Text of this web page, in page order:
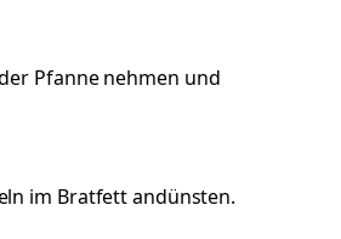
Pfanne nehmen und
im Bratfett andünsten.